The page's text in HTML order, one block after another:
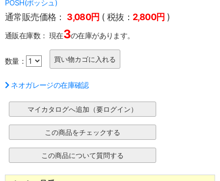
POSH(ポッシュ)
通常販売価格： 3,080円 ( 税抜： 2,800円 )
通販在庫数： 現在3の在庫があります。
数量：
ネオガレージの在庫確認